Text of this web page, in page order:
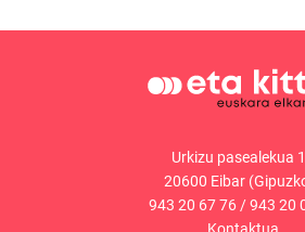
Urkizu pasealekua
20600 Eibar
943 20 67 76/943 20